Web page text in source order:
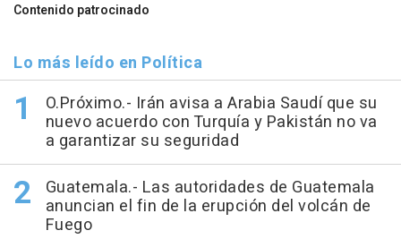
Contenido patrocinado
Lo más leído en Política
O.Próximo.- Irán avisa a Arabia Saudí que su
nuevo acuerdo con Turquía y Pakistán no va
a garantizar su seguridad
Guatemala.- Las autoridades de Guatemala
anuncian el fin de la erupción del volcán de
Fuego